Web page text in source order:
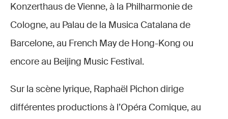
Konzerthaus de Vienne, à la Philharmonie de
Cologne, au Palau de la Musica Catalana de
Barcelone, au French May de Hong-Kong ou
encore au Beijing Music Festival.
Sur la scène lyrique, Raphaël Pichon dirige
différentes productions à l’Opéra Comique, au